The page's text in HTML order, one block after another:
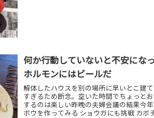
何か行動していないと不安にな
ホルモンにはビールだ
解体したハウスを別の場所に早いとこ建
すぎるため断念。空いた時間でちょっと
するのは楽しい昨晩の夫婦会議の結果今
ボウを作ってみる ショウガにも挑戦 カボ